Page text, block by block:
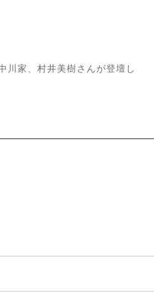
家、村井美樹さんが登壇し